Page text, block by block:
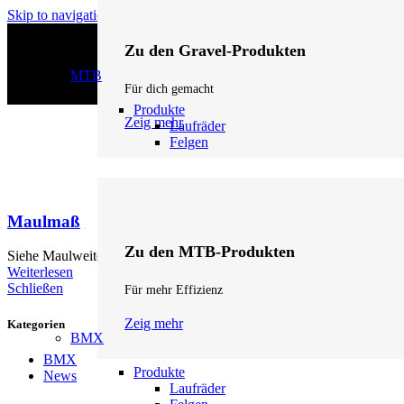
Skip to navigation
Zu den Gravel-Produkten
Für dich gemacht
Zeig mehr
MTB
Produkte
Laufräder
Felgen
Zu den MTB-Produkten
Für mehr Effizienz
Zeig mehr
BMX
Produkte
Laufräder
Maulmaß
Siehe Maulweite. Ein alternativer Begriff, der in technischen
Weiterlesen
Schließen
Kategorien
BMX
News